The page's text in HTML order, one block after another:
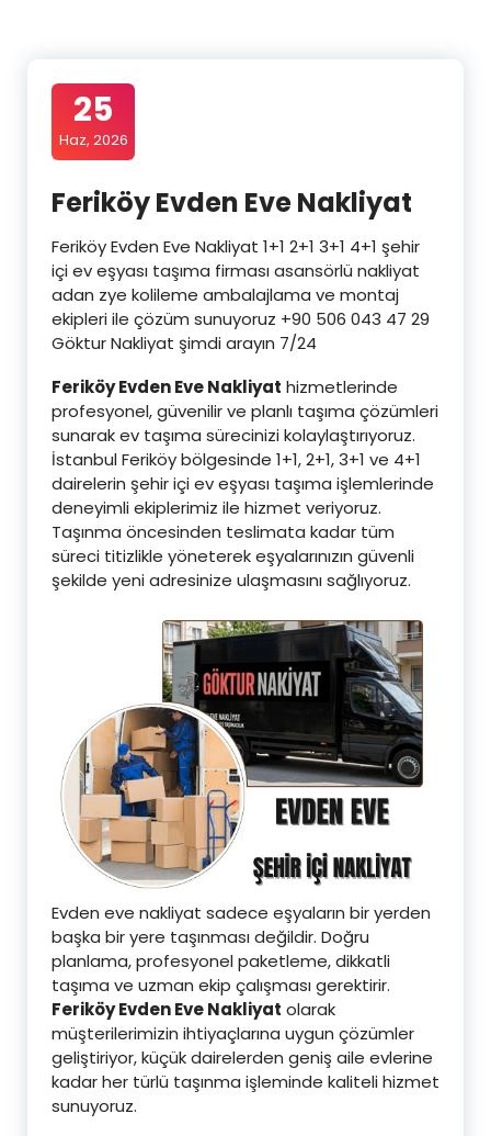
25
Haz, 2026
Feriköy Evden Eve Nakliyat
Feriköy Evden Eve Nakliyat 1+1 2+1 3+1 4+1 şehir
içi ev eşyası taşıma firması asansörlü nakliyat
adan zye kolileme ambalajlama ve montaj
ekipleri ile çözüm sunuyoruz +90 506 043 47 29
Göktur Nakliyat şimdi arayın 7/24
Feriköy Evden Eve Nakliyat hizmetlerinde
profesyonel, güvenilir ve planlı taşıma çözümleri
sunarak ev taşıma sürecinizi kolaylaştırıyoruz.
İstanbul Feriköy bölgesinde 1+1, 2+1, 3+1 ve 4+1
dairelerin şehir içi ev eşyası taşıma işlemlerinde
deneyimli ekiplerimiz ile hizmet veriyoruz.
Taşınma öncesinden teslimata kadar tüm
süreci titizlikle yöneterek eşyalarınızın güvenli
şekilde yeni adresinize ulaşmasını sağlıyoruz.
Evden eve nakliyat sadece eşyaların bir yerden
başka bir yere taşınması değildir. Doğru
planlama, profesyonel paketleme, dikkatli
taşıma ve uzman ekip çalışması gerektirir.
Feriköy Evden Eve Nakliyat olarak
müşterilerimizin ihtiyaçlarına uygun çözümler
geliştiriyor, küçük dairelerden geniş aile evlerine
kadar her türlü taşınma işleminde kaliteli hizmet
sunuyoruz.